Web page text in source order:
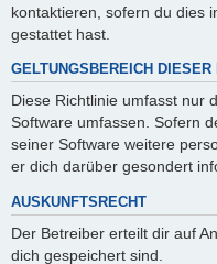
kontaktieren, sofern du dies
gestattet hast.
GELTUNGSBEREICH DIESER
Diese Richtlinie umfasst nur
Software umfassen. Sofern
seiner Software weitere
er dich darüber gesondert
AUSKUNFTSRECHT
Der Betreiber erteilt dir auf
dich gespeichert sind.